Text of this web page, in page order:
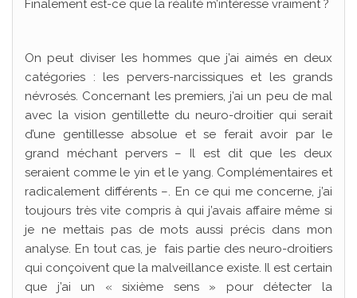
Finalement est-ce que la réalité m’intéresse vraiment ?
On peut diviser les hommes que j’ai aimés en deux
catégories : les pervers-narcissiques et les grands
névrosés. Concernant les premiers, j’ai un peu de mal
avec la vision gentillette du neuro-droitier qui serait
d’une gentillesse absolue et se ferait avoir par le
grand méchant pervers – Il est dit que les deux
seraient comme le yin et le yang. Complémentaires et
radicalement différents –. En ce qui me concerne, j’ai
toujours très vite compris à qui j’avais affaire même si
je ne mettais pas de mots aussi précis dans mon
analyse. En tout cas, je fais partie des neuro-droitiers
qui conçoivent que la malveillance existe. Il est certain
que j’ai un « sixième sens » pour détecter la